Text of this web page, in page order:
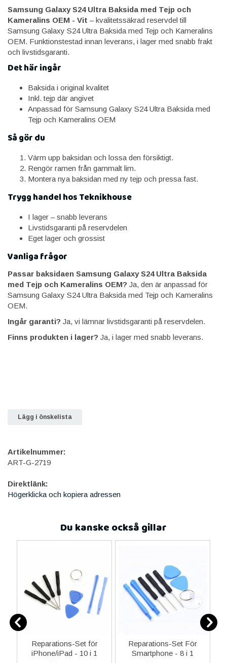
Samsung Galaxy S24 Ultra Baksida med Tejp och
Kameralins OEM - Vit – kvalitetssäkrad reservdel till
Samsung Galaxy S24 Ultra Baksida med Tejp och Kameralins
OEM. Funktionstestad innan leverans, i lager med snabb frakt
och livstidsgaranti.
Det här ingår
Baksida i original kvalitet
Inkl. tejp där angivet
Anpassad för Samsung Galaxy S24 Ultra Baksida med
Tejp och Kameralins OEM
Så gör du
Värm upp baksidan och lossa den försiktigt.
Rengör ramen från gammalt lim.
Montera nya baksidan med ny tejp och pressa fast.
Trygg handel hos Teknikhouse
I lager – snabb leverans
Livstidsgaranti på reservdelen
Eget lager och grossist
Vanliga frågor
Passar baksidaen Samsung Galaxy S24 Ultra Baksida
med Tejp och Kameralins OEM? Ja, den är anpassad för
Samsung Galaxy S24 Ultra Baksida med Tejp och Kameralins
OEM.
Ingår garanti? Ja, vi lämnar livstidsgaranti på reservdelen.
Finns produkten i lager? Ja, i lager med snabb leverans.
Lägg i önskelista
Artikelnummer:
ART-G-2719
Direktlänk:
Högerklicka och kopiera adressen
Du kanske också gillar
Reparations-Set för
iPhone/iPad - 10 i 1
Reparations-Set För
Smartphone - 8 i 1